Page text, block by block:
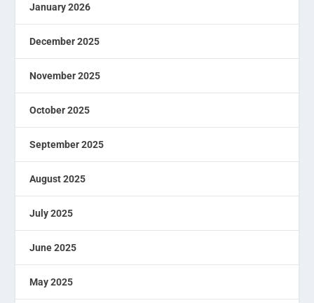
January 2026
December 2025
November 2025
October 2025
September 2025
August 2025
July 2025
June 2025
May 2025